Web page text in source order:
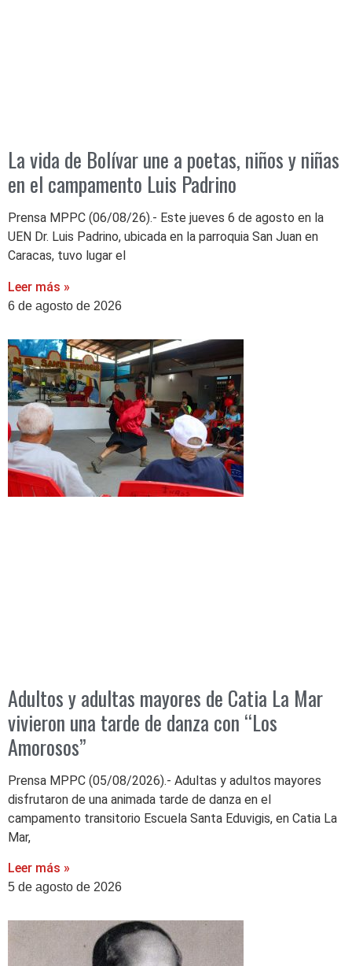
‎La vida de Bolívar une a poetas, niños y niñas
en el campamento Luis Padrino
‎Prensa MPPC (06/08/26).- Este jueves 6 de agosto en la
UEN Dr. Luis Padrino, ubicada en la parroquia San Juan en
Caracas, tuvo lugar el
Leer más »
6 de agosto de 2026
Adultos y adultas mayores de Catia La Mar
vivieron una tarde de danza con “Los
Amorosos”
Prensa MPPC (05/08/2026).- Adultas y adultos mayores
disfrutaron de una animada tarde de danza en el
campamento transitorio Escuela Santa Eduvigis, en Catia La
Mar,
Leer más »
5 de agosto de 2026